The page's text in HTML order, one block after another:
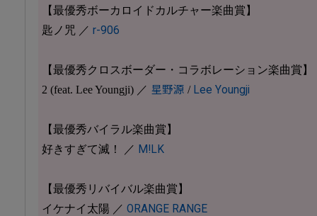
【最優秀ボーカロイドカルチャー楽曲賞】
匙ノ咒 ／ r-906
【最優秀クロスボーダー・コラボレーション楽曲賞】
2 (feat. Lee Youngji) ／ 星野源 / Lee Youngji
【最優秀バイラル楽曲賞】
好きすぎて滅！ ／ M!LK
【最優秀リバイバル楽曲賞】
イケナイ太陽 ／ ORANGE RANGE